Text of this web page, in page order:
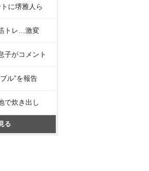
に堺雅人ら
トレ…激変
がコメント
ル”を報告
で炊き出し
る